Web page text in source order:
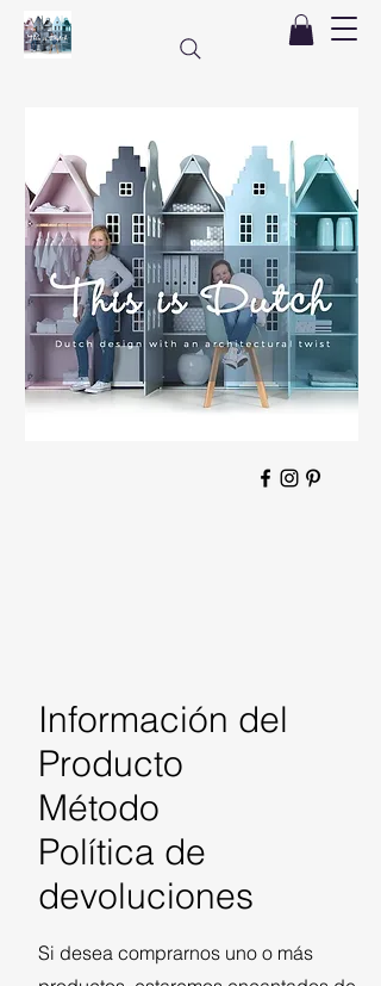
Información del
Producto
Método
Política de
devoluciones
Si desea comprarnos uno o más